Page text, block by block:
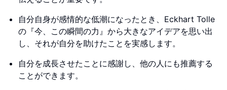
自分自身が感情的な低潮になったとき、Eckhart Tolle
の『今、この瞬間の力』から大きなアイデアを思い出
し、それが自分を助けたことを実感します。
自分を成長させたことに感謝し、他の人にも推薦する
ことができます。